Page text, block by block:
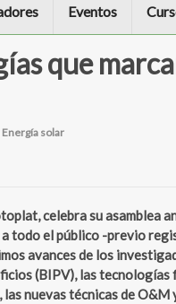
Eventos
que
Energía solar
celebra su asamblea
todo el público -previo
avances de los
(BIPV), las tecnologías
nuevas técnicas de O&M